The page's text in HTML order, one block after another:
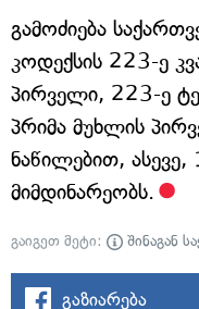
გამოძიება
კოდექსის 223-ე
პირველი, 223-ე
პრიმა მუხლის
ნაწილებით,
მიმდინარეობს.
გაიგეთ მეტი: შინაგან
გაზიარება